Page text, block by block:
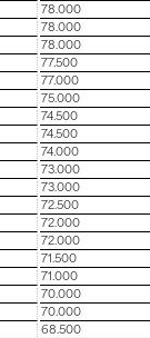
78.000
78.000
78.000
77.500
77.000
75.000
74.500
74.500
74.000
73.000
73.000
72.500
72.000
72.000
71.500
71.000
70.000
70.000
68.500